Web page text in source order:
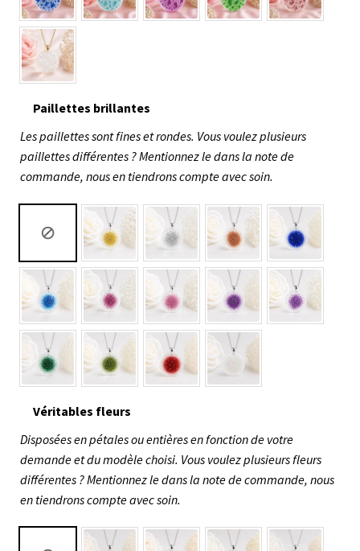
Paillettes brillantes
Les paillettes sont fines et rondes. Vous voulez plusieurs
paillettes différentes ? Mentionnez le dans la note de
commande, nous en tiendrons compte avec soin.
Véritables fleurs
Disposées en pétales ou entières en fonction de votre
demande et du modèle choisi. Vous voulez plusieurs fleurs
différentes ? Mentionnez le dans la note de commande, nous
en tiendrons compte avec soin.